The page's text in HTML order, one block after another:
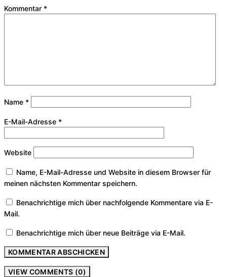
Kommentar *
Name *
E-Mail-Adresse *
Website
Name, E-Mail-Adresse und Website in diesem Browser für
meinen nächsten Kommentar speichern.
Benachrichtige mich über nachfolgende Kommentare via E-
Mail.
Benachrichtige mich über neue Beiträge via E-Mail.
VIEW COMMENTS (0)